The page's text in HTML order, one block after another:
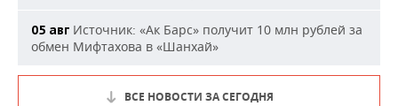
05 авг Источник: «Ак Барс» получит 10 млн рублей за
обмен Мифтахова в «Шанхай»
ВСЕ НОВОСТИ ЗА СЕГОДНЯ